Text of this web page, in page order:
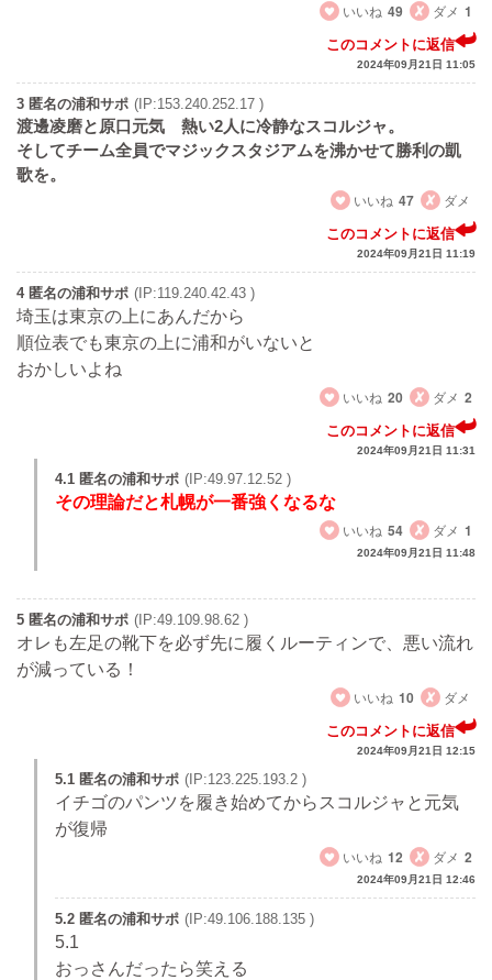
いいね 49 ダメ 1
このコメントに返信
2024年09月21日 11:05
3 匿名の浦和サポ (IP:153.240.252.17 )
渡邊凌磨と原口元気 熱い2人に冷静なスコルジャ。
そしてチーム全員でマジックスタジアムを沸かせて勝利の凱
歌を。
いいね 47 ダメ
このコメントに返信
2024年09月21日 11:19
4 匿名の浦和サポ (IP:119.240.42.43 )
埼玉は東京の上にあんだから
順位表でも東京の上に浦和がいないと
おかしいよね
いいね 20 ダメ 2
このコメントに返信
2024年09月21日 11:31
4.1 匿名の浦和サポ (IP:49.97.12.52 )
その理論だと札幌が一番強くなるな
いいね 54 ダメ 1
2024年09月21日 11:48
5 匿名の浦和サポ (IP:49.109.98.62 )
オレも左足の靴下を必ず先に履くルーティンで、悪い流れ
が減っている！
いいね 10 ダメ
このコメントに返信
2024年09月21日 12:15
5.1 匿名の浦和サポ (IP:123.225.193.2 )
イチゴのパンツを履き始めてからスコルジャと元気
が復帰
いいね 12 ダメ 2
2024年09月21日 12:46
5.2 匿名の浦和サポ (IP:49.106.188.135 )
5.1
おっさんだったら笑える